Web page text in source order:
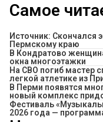
Самое
Источник: Скончался
Пермскому краю
В Кондратово
окна многоэтажки
На СВО погиб мастер
легкой атлетике из
В Перми появятся
новый комплекс
Фестиваль
2026 года —